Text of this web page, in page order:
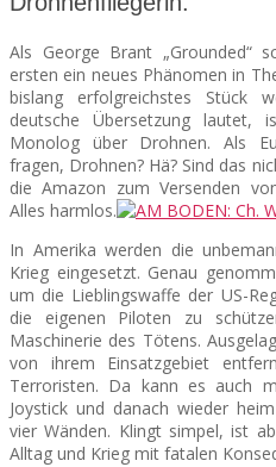
SEATS
Als George Brant „Grounded“
ersten ein neues Phänomen in
bislang erfolgreichstes Stück
deutsche Übersetzung lautet,
Monolog über Drohnen. Als
fragen, Drohnen? Hä? Sind das
die Amazon zum Versenden
Alles harmlos.
In Amerika werden die
Krieg eingesetzt. Genau
um die Lieblingswaffe der US-
die eigenen Piloten zu
Maschinerie des Tötens.
von ihrem Einsatzgebiet
Terroristen. Da kann es auch
Joystick und danach wieder
vier Wänden. Klingt simpel, ist
Alltag und Krieg mit fatalen